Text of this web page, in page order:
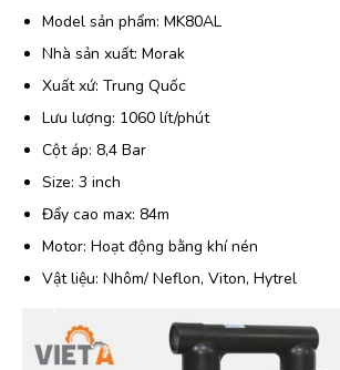
Model sản phẩm: MK80AL
Nhà sản xuất: Morak
Xuất xứ: Trung Quốc
Lưu lượng: 1060 lít/phút
Cột áp: 8,4 Bar
Size: 3 inch
Đẩy cao max: 84m
Motor: Hoạt động bằng khí nén
Vật liệu: Nhôm/ Neflon, Viton, Hytrel